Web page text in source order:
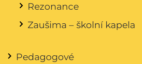
Rezonance
Zaušima – školní kapela
Pedagogové